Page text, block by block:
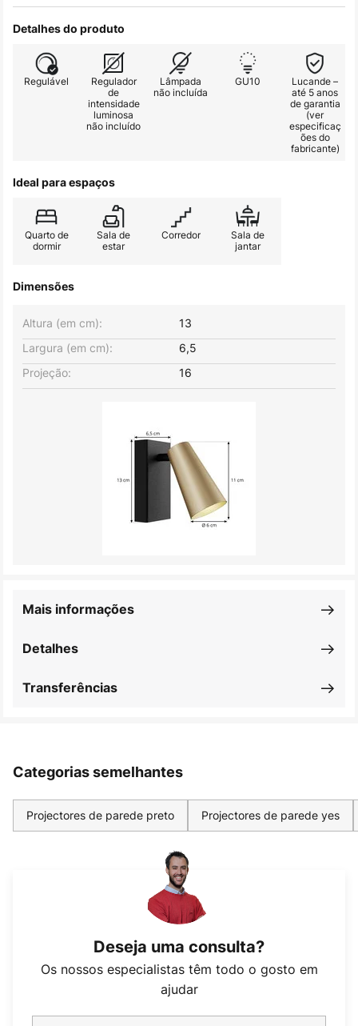
Detalhes do produto
Regulável
Regulador
de
intensidade
luminosa
não incluído
Lâmpada
não incluída
GU10
Lucande –
até 5 anos
de garantia
(ver
especificaç
ões do
fabricante)
Ideal para espaços
Quarto de
dormir
Sala de
estar
Corredor
Sala de
jantar
Dimensões
Largura (em cm): 6,5
Altura (em cm): 13
Projeção: 16
Detalhes
Mais informações
Transferências
Categorias semelhantes
Projectores de parede preto Projectores de parede yes
Deseja uma consulta?
Os nossos especialistas têm todo o gosto em
ajudar